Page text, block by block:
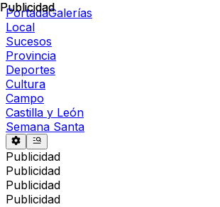
PortadaGalerías
Local
Sucesos
Provincia
Deportes
Cultura
Campo
Castilla y León
Semana Santa
Publicidad
Publicidad
Publicidad
Publicidad
Publicidad
Publicidad